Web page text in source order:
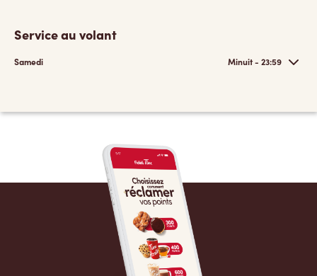
Service au volant
Samedi Minuit - 23:59